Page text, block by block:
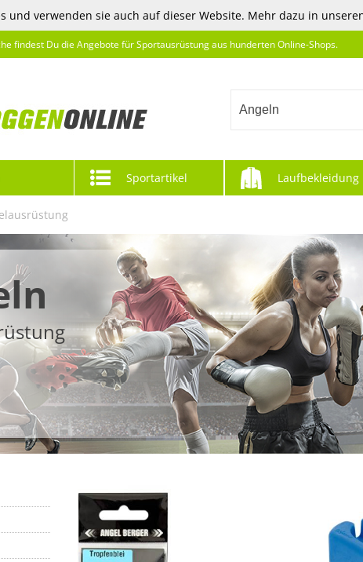
und verwenden sie auch auf dieser Website. Mehr dazu in
findest Du die Angebote für Sportausrüstung aus hunderten Online-Shops.
Angeln
Sportartikel Laufbekleidung